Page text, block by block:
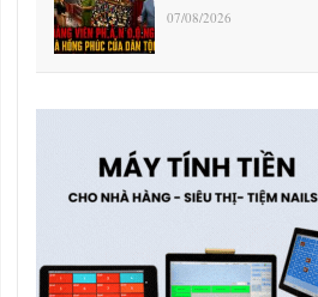
07/08/2026